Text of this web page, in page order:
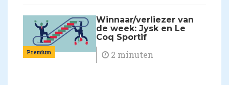
Premium
Winnaar/verliezer van
de week: Jysk en Le
Coq Sportif
2 minuten